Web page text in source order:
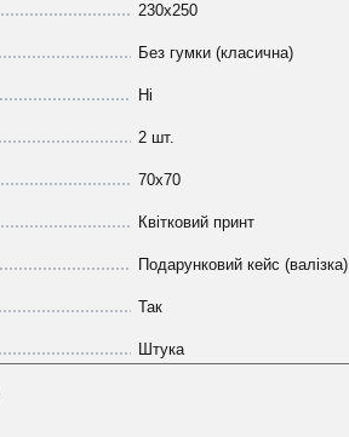
230х250
Без гумки (класична)
Ні
2 шт.
70х70
Квітковий принт
Подарунковий кейс (валізка)
Так
Штука